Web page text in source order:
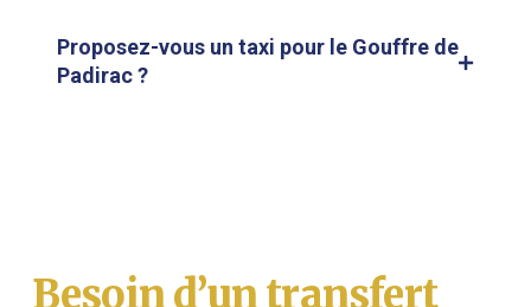
Proposez-vous un taxi pour le Gouffre de
Padirac ?
Besoin d’un transfert